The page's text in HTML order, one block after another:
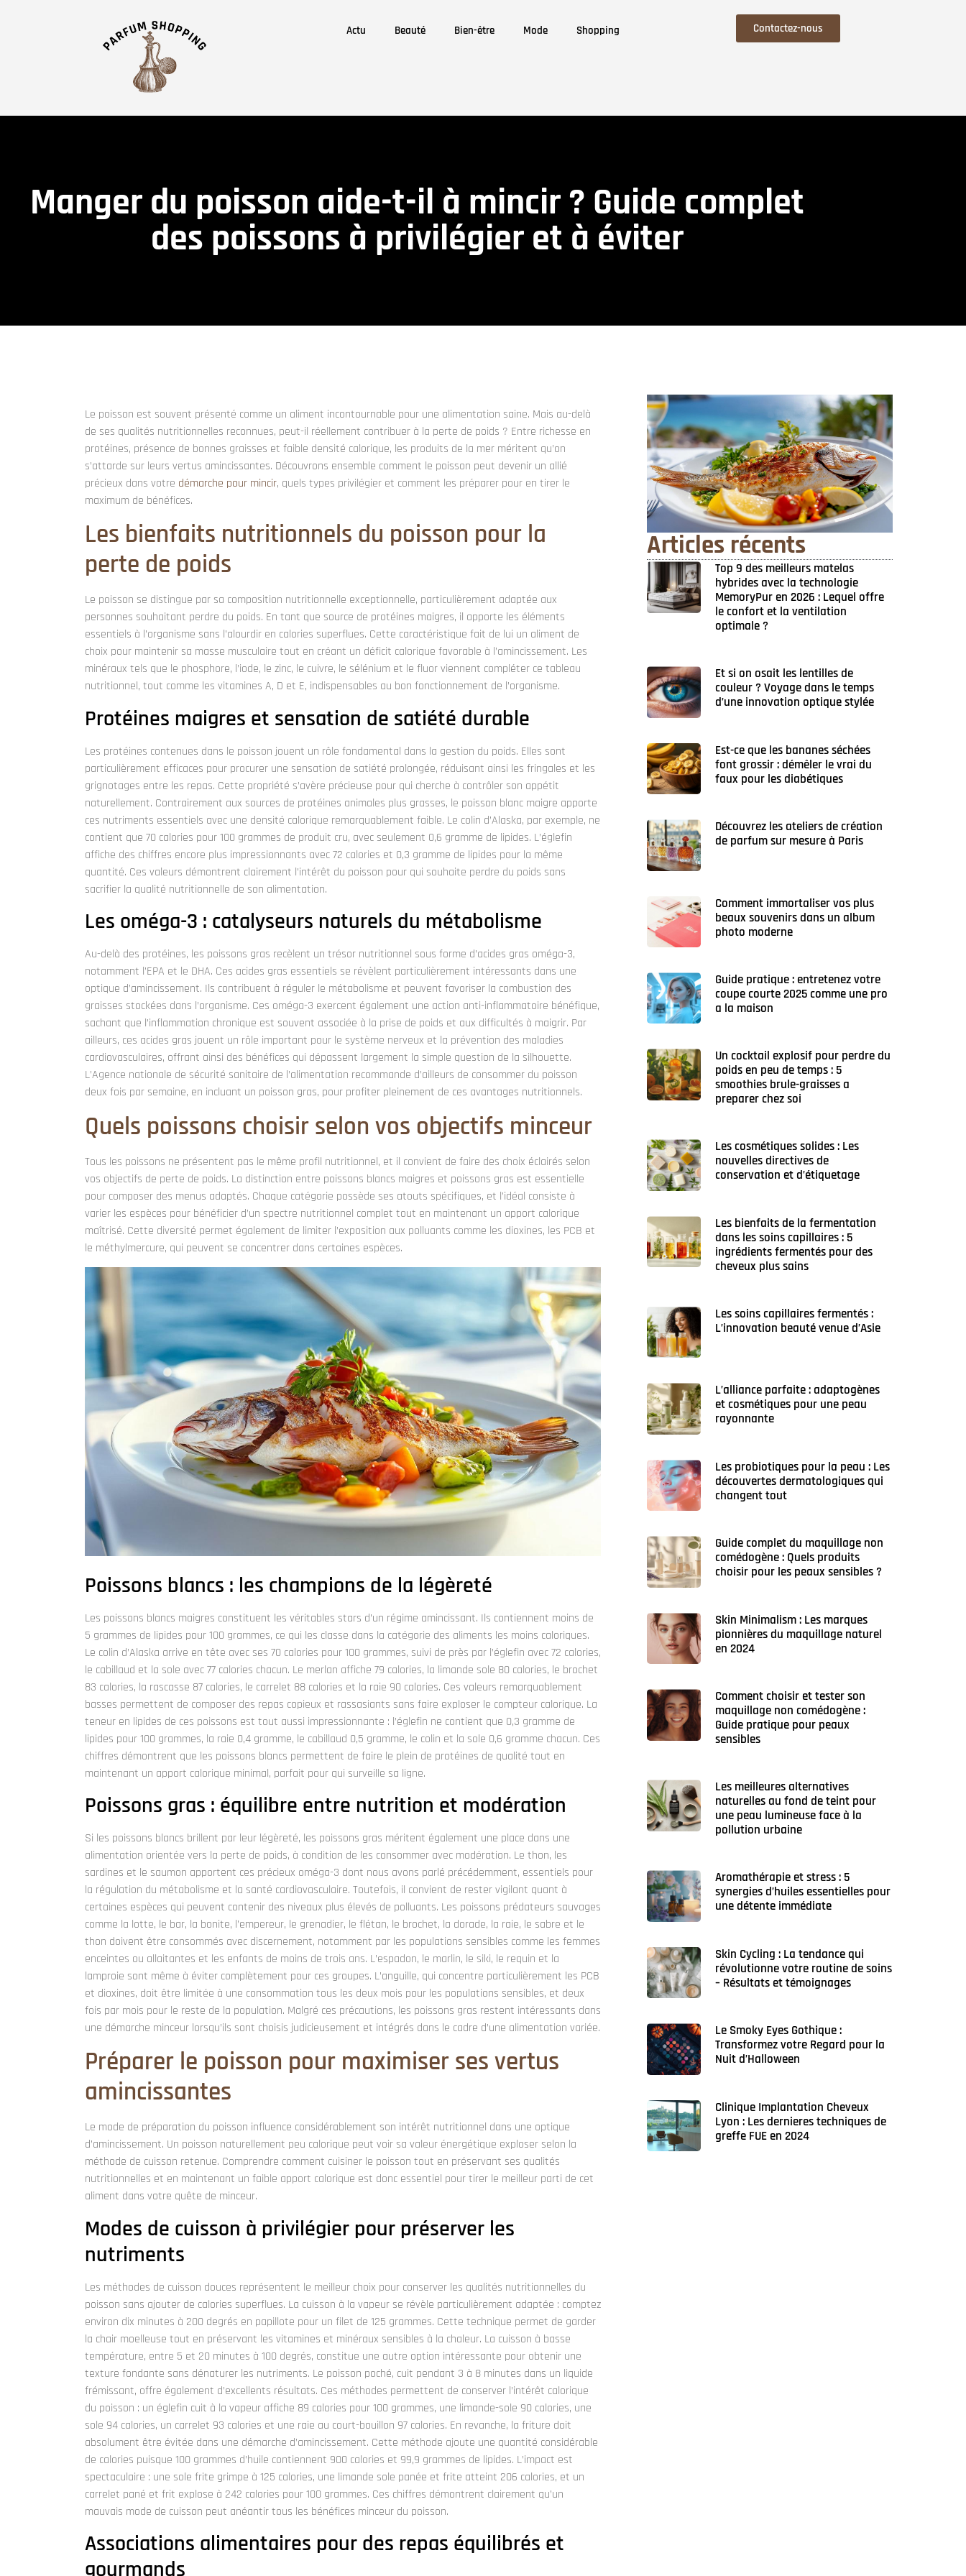
Actu Beauté Bien-être Mode Shopping Contactez-nous
Manger du poisson aide-t-il à mincir ? Guide complet
des poissons à privilégier et à éviter
Le poisson est souvent présenté comme un aliment incontournable pour une alimentation saine. Mais au-delà
de ses qualités nutritionnelles reconnues, peut-il réellement contribuer à la perte de poids ? Entre richesse en
protéines, présence de bonnes graisses et faible densité calorique, les produits de la mer méritent qu’on
s’attarde sur leurs vertus amincissantes. Découvrons ensemble comment le poisson peut devenir un allié
précieux dans votre démarche pour mincir, quels types privilégier et comment les préparer pour en tirer le
maximum de bénéfices.
Les bienfaits nutritionnels du poisson pour la
perte de poids
Le poisson se distingue par sa composition nutritionnelle exceptionnelle, particulièrement adaptée aux
personnes souhaitant perdre du poids. En tant que source de protéines maigres, il apporte les éléments
essentiels à l’organisme sans l’alourdir en calories superflues. Cette caractéristique fait de lui un aliment de
choix pour maintenir sa masse musculaire tout en créant un déficit calorique favorable à l’amincissement. Les
minéraux tels que le phosphore, l’iode, le zinc, le cuivre, le sélénium et le fluor viennent compléter ce tableau
nutritionnel, tout comme les vitamines A, D et E, indispensables au bon fonctionnement de l’organisme.
Protéines maigres et sensation de satiété durable
Les protéines contenues dans le poisson jouent un rôle fondamental dans la gestion du poids. Elles sont
particulièrement efficaces pour procurer une sensation de satiété prolongée, réduisant ainsi les fringales et les
grignotages entre les repas. Cette propriété s’avère précieuse pour qui cherche à contrôler son appétit
naturellement. Contrairement aux sources de protéines animales plus grasses, le poisson blanc maigre apporte
ces nutriments essentiels avec une densité calorique remarquablement faible. Le colin d’Alaska, par exemple, ne
contient que 70 calories pour 100 grammes de produit cru, avec seulement 0,6 gramme de lipides. L’églefin
affiche des chiffres encore plus impressionnants avec 72 calories et 0,3 gramme de lipides pour la même
quantité. Ces valeurs démontrent clairement l’intérêt du poisson pour qui souhaite perdre du poids sans
sacrifier la qualité nutritionnelle de son alimentation.
Les oméga-3 : catalyseurs naturels du métabolisme
Au-delà des protéines, les poissons gras recèlent un trésor nutritionnel sous forme d’acides gras oméga-3,
notamment l’EPA et le DHA. Ces acides gras essentiels se révèlent particulièrement intéressants dans une
optique d’amincissement. Ils contribuent à réguler le métabolisme et peuvent favoriser la combustion des
graisses stockées dans l’organisme. Ces oméga-3 exercent également une action anti-inflammatoire bénéfique,
sachant que l’inflammation chronique est souvent associée à la prise de poids et aux difficultés à maigrir. Par
ailleurs, ces acides gras jouent un rôle important pour le système nerveux et la prévention des maladies
cardiovasculaires, offrant ainsi des bénéfices qui dépassent largement la simple question de la silhouette.
L’Agence nationale de sécurité sanitaire de l’alimentation recommande d’ailleurs de consommer du poisson
deux fois par semaine, en incluant un poisson gras, pour profiter pleinement de ces avantages nutritionnels.
Quels poissons choisir selon vos objectifs minceur
Tous les poissons ne présentent pas le même profil nutritionnel, et il convient de faire des choix éclairés selon
vos objectifs de perte de poids. La distinction entre poissons blancs maigres et poissons gras est essentielle
pour composer des menus adaptés. Chaque catégorie possède ses atouts spécifiques, et l’idéal consiste à
varier les espèces pour bénéficier d’un spectre nutritionnel complet tout en maintenant un apport calorique
maîtrisé. Cette diversité permet également de limiter l’exposition aux polluants comme les dioxines, les PCB et
le méthylmercure, qui peuvent se concentrer dans certaines espèces.
Poissons blancs : les champions de la légèreté
Les poissons blancs maigres constituent les véritables stars d’un régime amincissant. Ils contiennent moins de
5 grammes de lipides pour 100 grammes, ce qui les classe dans la catégorie des aliments les moins caloriques.
Le colin d’Alaska arrive en tête avec ses 70 calories pour 100 grammes, suivi de près par l’églefin avec 72 calories,
le cabillaud et la sole avec 77 calories chacun. Le merlan affiche 79 calories, la limande sole 80 calories, le brochet
83 calories, la rascasse 87 calories, le carrelet 88 calories et la raie 90 calories. Ces valeurs remarquablement
basses permettent de composer des repas copieux et rassasiants sans faire exploser le compteur calorique. La
teneur en lipides de ces poissons est tout aussi impressionnante : l’églefin ne contient que 0,3 gramme de
lipides pour 100 grammes, la raie 0,4 gramme, le cabillaud 0,5 gramme, le colin et la sole 0,6 gramme chacun. Ces
chiffres démontrent que les poissons blancs permettent de faire le plein de protéines de qualité tout en
maintenant un apport calorique minimal, parfait pour qui surveille sa ligne.
Poissons gras : équilibre entre nutrition et modération
Si les poissons blancs brillent par leur légèreté, les poissons gras méritent également une place dans une
alimentation orientée vers la perte de poids, à condition de les consommer avec modération. Le thon, les
sardines et le saumon apportent ces précieux oméga-3 dont nous avons parlé précédemment, essentiels pour
la régulation du métabolisme et la santé cardiovasculaire. Toutefois, il convient de rester vigilant quant à
certaines espèces qui peuvent contenir des niveaux plus élevés de polluants. Les poissons prédateurs sauvages
comme la lotte, le bar, la bonite, l’empereur, le grenadier, le flétan, le brochet, la dorade, la raie, le sabre et le
thon doivent être consommés avec discernement, notamment par les populations sensibles comme les femmes
enceintes ou allaitantes et les enfants de moins de trois ans. L’espadon, le marlin, le siki, le requin et la
lamproie sont même à éviter complètement pour ces groupes. L’anguille, qui concentre particulièrement les PCB
et dioxines, doit être limitée à une consommation tous les deux mois pour les populations sensibles, et deux
fois par mois pour le reste de la population. Malgré ces précautions, les poissons gras restent intéressants dans
une démarche minceur lorsqu’ils sont choisis judicieusement et intégrés dans le cadre d’une alimentation variée.
Préparer le poisson pour maximiser ses vertus
amincissantes
Le mode de préparation du poisson influence considérablement son intérêt nutritionnel dans une optique
d’amincissement. Un poisson naturellement peu calorique peut voir sa valeur énergétique exploser selon la
méthode de cuisson retenue. Comprendre comment cuisiner le poisson tout en préservant ses qualités
nutritionnelles et en maintenant un faible apport calorique est donc essentiel pour tirer le meilleur parti de cet
aliment dans votre quête de minceur.
Modes de cuisson à privilégier pour préserver les
nutriments
Les méthodes de cuisson douces représentent le meilleur choix pour conserver les qualités nutritionnelles du
poisson sans ajouter de calories superflues. La cuisson à la vapeur se révèle particulièrement adaptée : comptez
environ dix minutes à 200 degrés en papillote pour un filet de 125 grammes. Cette technique permet de garder
la chair moelleuse tout en préservant les vitamines et minéraux sensibles à la chaleur. La cuisson à basse
température, entre 5 et 20 minutes à 100 degrés, constitue une autre option intéressante pour obtenir une
texture fondante sans dénaturer les nutriments. Le poisson poché, cuit pendant 3 à 8 minutes dans un liquide
frémissant, offre également d’excellents résultats. Ces méthodes permettent de conserver l’intérêt calorique
du poisson : un églefin cuit à la vapeur affiche 89 calories pour 100 grammes, une limande-sole 90 calories, une
sole 94 calories, un carrelet 93 calories et une raie au court-bouillon 97 calories. En revanche, la friture doit
absolument être évitée dans une démarche d’amincissement. Cette méthode ajoute une quantité considérable
de calories puisque 100 grammes d’huile contiennent 900 calories et 99,9 grammes de lipides. L’impact est
spectaculaire : une sole frite grimpe à 125 calories, une limande sole panée et frite atteint 206 calories, et un
carrelet pané et frit explose à 242 calories pour 100 grammes. Ces chiffres démontrent clairement qu’un
mauvais mode de cuisson peut anéantir tous les bénéfices minceur du poisson.
Associations alimentaires pour des repas équilibrés et
gourmands
Articles récents
Top 9 des meilleurs matelas
hybrides avec la technologie
MemoryPur en 2026 : Lequel offre
le confort et la ventilation
optimale ?
Et si on osait les lentilles de
couleur ? Voyage dans le temps
d’une innovation optique stylée
Est-ce que les bananes séchées
font grossir : démêler le vrai du
faux pour les diabétiques
Découvrez les ateliers de création
de parfum sur mesure à Paris
Comment immortaliser vos plus
beaux souvenirs dans un album
photo moderne
Guide pratique : entretenez votre
coupe courte 2025 comme une pro
a la maison
Un cocktail explosif pour perdre du
poids en peu de temps : 5
smoothies brule-graisses a
preparer chez soi
Les cosmétiques solides : Les
nouvelles directives de
conservation et d’étiquetage
Les bienfaits de la fermentation
dans les soins capillaires : 5
ingrédients fermentés pour des
cheveux plus sains
Les soins capillaires fermentés :
L’innovation beauté venue d’Asie
L’alliance parfaite : adaptogènes
et cosmétiques pour une peau
rayonnante
Les probiotiques pour la peau : Les
découvertes dermatologiques qui
changent tout
Guide complet du maquillage non
comédogène : Quels produits
choisir pour les peaux sensibles ?
Skin Minimalism : Les marques
pionnières du maquillage naturel
en 2024
Comment choisir et tester son
maquillage non comédogène :
Guide pratique pour peaux
sensibles
Les meilleures alternatives
naturelles au fond de teint pour
une peau lumineuse face à la
pollution urbaine
Aromathérapie et stress : 5
synergies d’huiles essentielles pour
une détente immédiate
Skin Cycling : La tendance qui
révolutionne votre routine de soins
– Résultats et témoignages
Le Smoky Eyes Gothique :
Transformez votre Regard pour la
Nuit d’Halloween
Clinique Implantation Cheveux
Lyon : Les dernieres techniques de
greffe FUE en 2024